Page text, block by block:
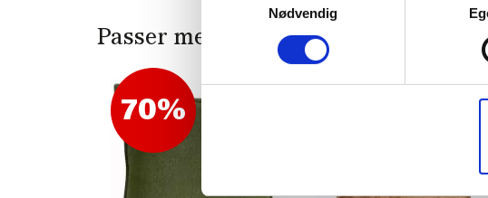
Nødvendig
Passer med
70%